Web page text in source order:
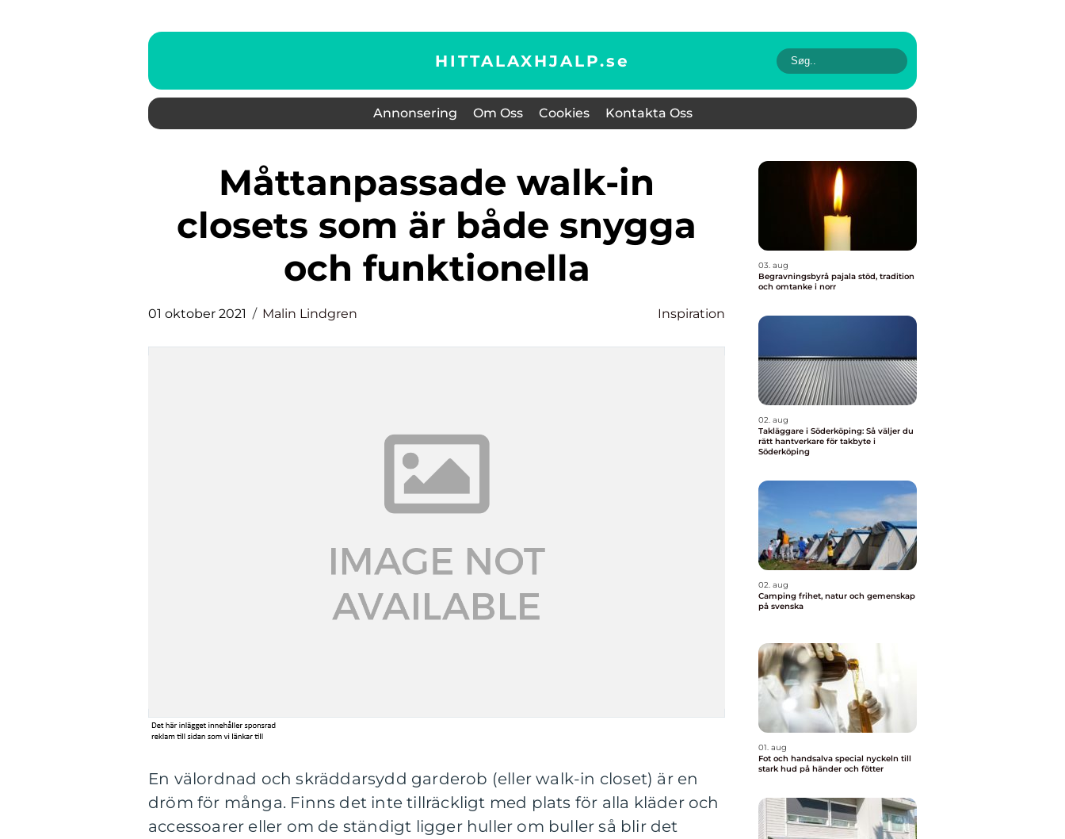
HITTALAXHJALP.se
Annonsering Om Oss Cookies Kontakta Oss
Måttanpassade walk-in
closets som är både snygga
och funktionella
01 oktober 2021 Malin Lindgren Inspiration
En välordnad och skräddarsydd garderob (eller walk-in closet) är en
dröm för många. Finns det inte tillräckligt med plats för alla kläder och
accessoarer eller om de ständigt ligger huller om buller så blir det
03. aug
Begravningsbyrå pajala stöd, tradition
och omtanke i norr
02. aug
Takläggare i Söderköping: Så väljer du
rätt hantverkare för takbyte i
Söderköping
02. aug
Camping frihet, natur och gemenskap
på svenska
01. aug
Fot och handsalva special nyckeln till
stark hud på händer och fötter